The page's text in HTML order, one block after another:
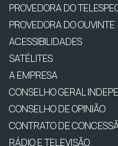
PROVEDORA DO
PROVEDORA DO OUVINTE
ACESSIBILIDADES
SATÉLITES
A EMPRESA
CONSELHO GERAL
CONSELHO DE OPINIÃO
CONTRATO DE
RÁDIO E TELEVISÃO